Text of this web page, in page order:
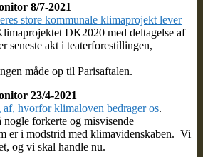
8/7-2021
store kommunale klimaprojekt lever
DK2020 med deltagelse af
seneste akt i teaterforestillingen,
måde op til Parisaftalen.
23/4-2021
hvorfor klimaloven bedrager os.
forkerte og misvisende
er i modstrid med klimavidenskaben. Vi
og vi skal handle nu.